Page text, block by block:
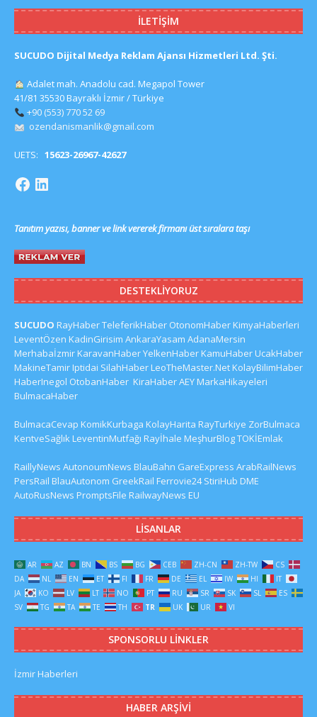
İLETIŞIM
SUCUDO Dijital Medya Reklam Ajansı Hizmetleri Ltd. Şti.
Adalet mah. Anadolu cad. Megapol Tower
41/81 35530 Bayraklı İzmir / Türkiye
+90 (553) 770 52 69
ozendanismanlik@gmail.com
UETS: 15623-26967-42627
Tanıtım yazısı, banner ve link vererek firmanı üst sıralara taşı
DESTEKLIYORUZ
SUCUDO RayHaberTeleferikHaber OtonomHaberKimyaHaberleri
LeventÖzen KadinGirisim AnkaraYasam AdanaMersin
MerhabaİzmirKaravanHaberYelkenHaberKamuHaberUcakHaber
MakineTamirIptidai SilahHaberLeoTheMaster.NetKolayBilimHaber
HaberInegol OtobanHaber KiraHaberAEYMarkaHikayeleri
BulmacaHaber
BulmacaCevap KomikKurbaga KolayHarita RayTurkiye ZorBulmaca
KentveSağlıkLeventinMutfağı Rayİhale MeşhurBlogTOKİEmlak
RaillyNews AutonoumNews BlauBahn GareExpress ArabRailNews
PersRail BlauAutonom GreekRail Ferrovie24 StiriHub DME
AutoRusNews PromptsFile RailwayNews EU
LISANLAR
AR AZ BN BS BG CEB ZH-CN ZH-TW
CS
DA
NL EN ET FI FR DE EL IW HI
IT
JA
KO LV LT NO PT RU SR SK SL
ES
SV
TG TA TE TH TR UK UR VI
SPONSORLU LINKLER
İzmir Haberleri
HABER ARŞIVI